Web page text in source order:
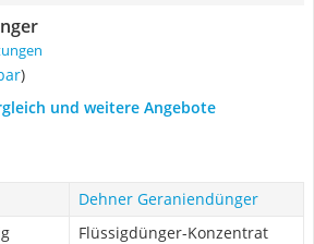
)
und weitere Angebote
Dehner Geraniendünger
Flüssigdünger-Konzentrat